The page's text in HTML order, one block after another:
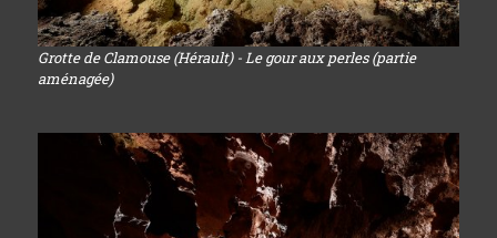
Grotte de Clamouse (Hérault) - Le gour aux perles (partie
aménagée)